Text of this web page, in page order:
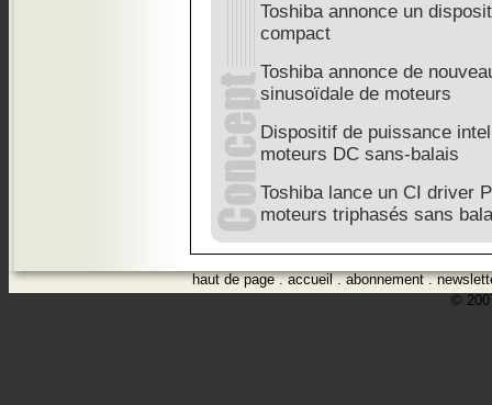
Toshiba annonce un
compact
Toshiba annonce de
sinusoïdale de moteurs
Dispositif de puissance
moteurs DC sans-balais
Toshiba lance un CI driver
moteurs triphasés sans
haut de page.accueil.abonnement.
©